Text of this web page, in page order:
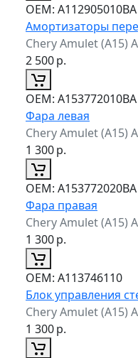
ОЕМ: A112905010BA
Амортизаторы
Chery Amulet (A15)
2 500р.
ОЕМ: A153772010BA
Фара левая
Chery Amulet (A15)
1 300р.
ОЕМ: A153772020BA
Фара правая
Chery Amulet (A15)
1 300р.
ОЕМ: A113746110
Блок управления
Chery Amulet (A15)
1 300р.